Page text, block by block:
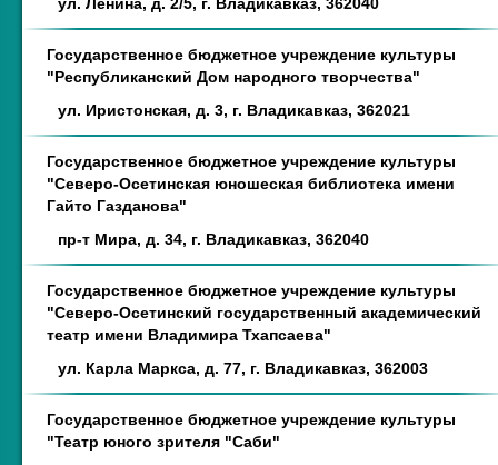
Государственное бюджетное учреждение культуры
"Республиканский Дом народного творчества"
ул. Иристонская, д. 3, г. Владикавказ, 362021
Государственное бюджетное учреждение культуры
"Северо-Осетинская юношеская библиотека имени
Гайто Газданова"
пр-т Мира, д. 34, г. Владикавказ, 362040
Государственное бюджетное учреждение культуры
"Северо-Осетинский государственный академический
театр имени Владимира Тхапсаева"
ул. Карла Маркса, д. 77, г. Владикавказ, 362003
Государственное бюджетное учреждение культуры
"Театр юного зрителя "Саби"